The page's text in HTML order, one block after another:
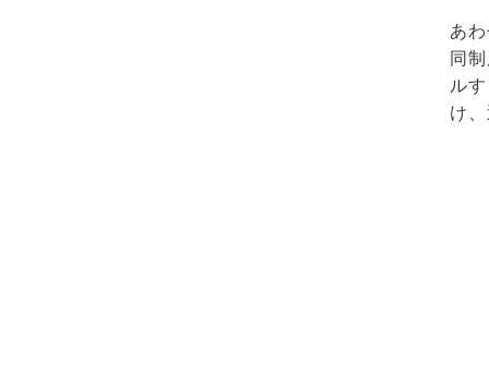
あ
同
ル
け